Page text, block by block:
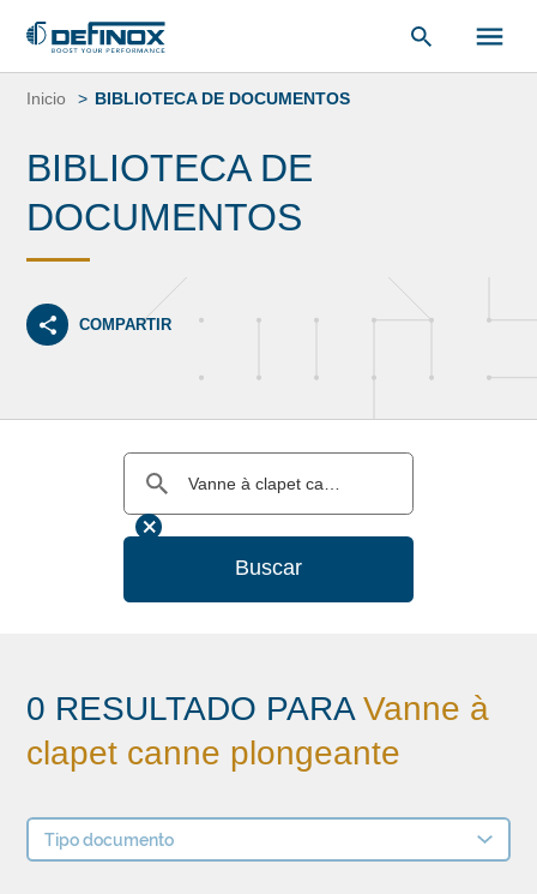
Saltar
Inicio BIBLIOTECA DE DOCUMENTOS
BIBLIOTECA DE
DOCUMENTOS
COMPARTIR
Buscar
0 RESULTADO PARAVanne à
clapet canne plongeante
Tipo documento